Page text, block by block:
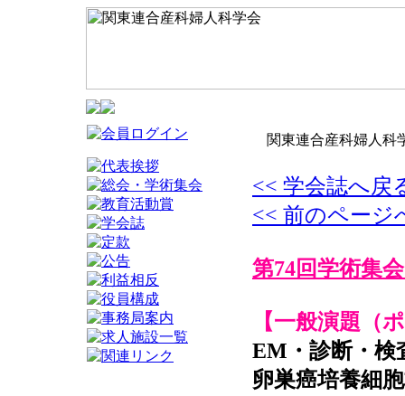
関東連合産科婦人科
<< 学会誌へ戻
<< 前のページ
第74回学術集会
【一般演題（
EM・診断・検
卵巣癌培養細